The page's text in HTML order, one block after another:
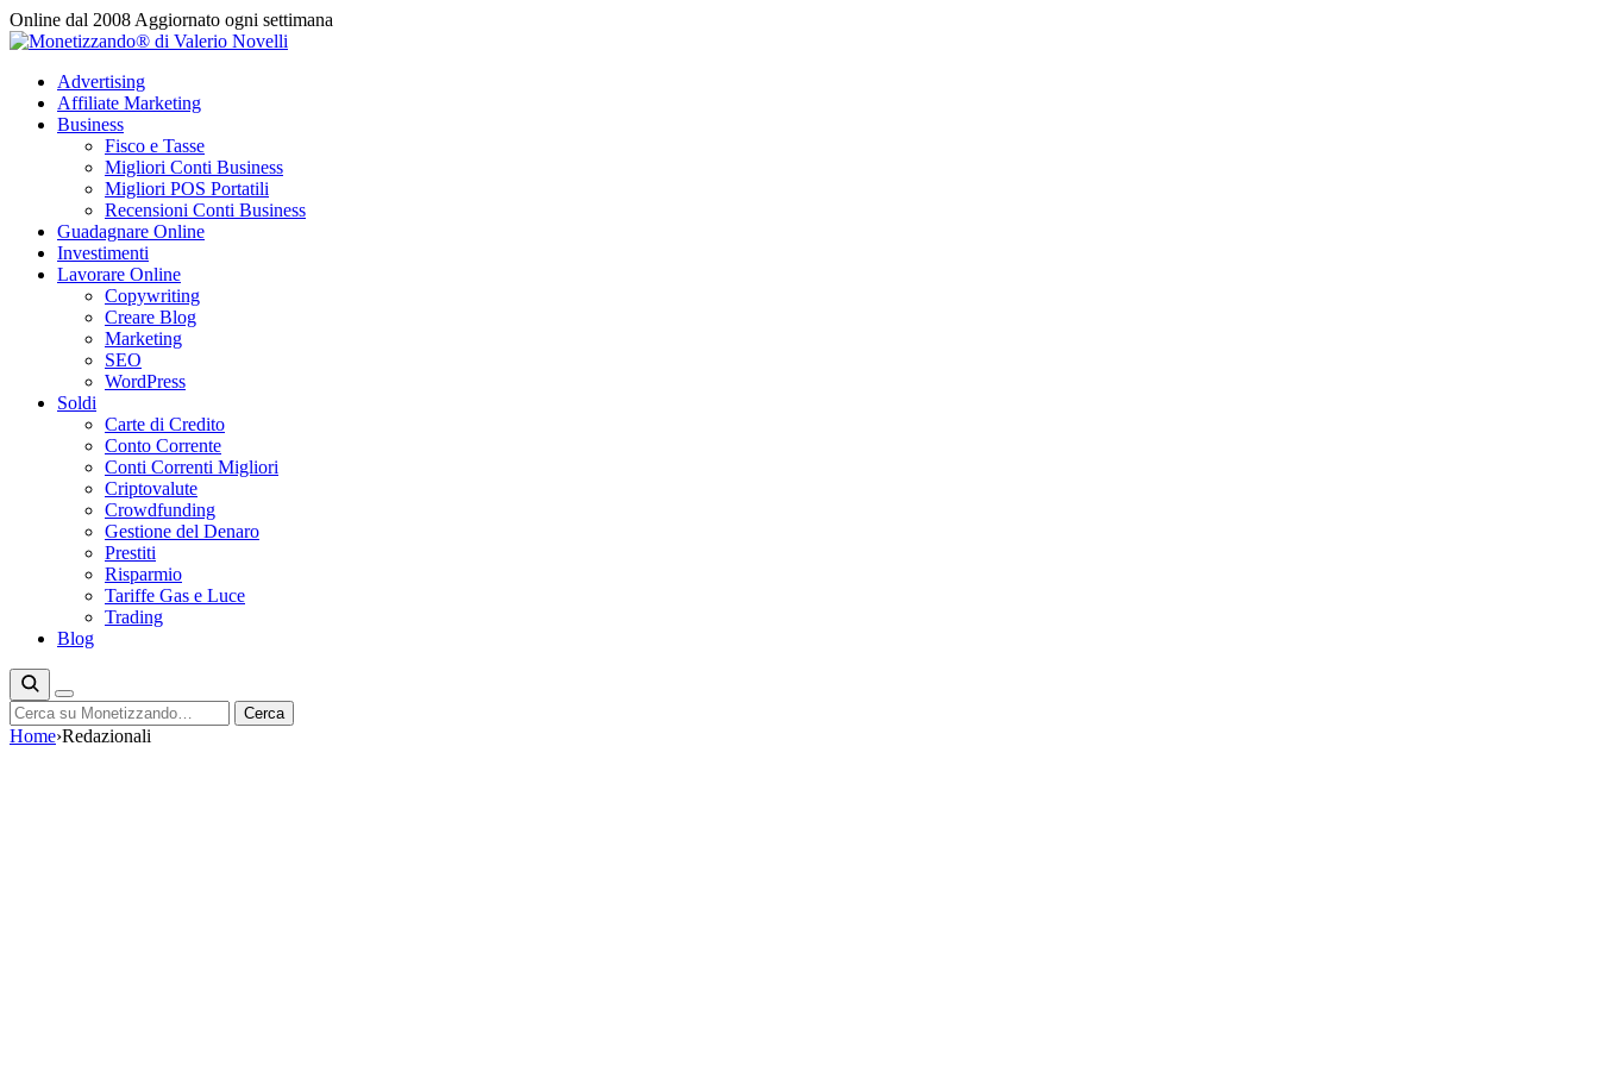
Vai
al
Online dal 2008 Aggiornato ogni settimana
Advertising
Affiliate Marketing
Business
Fisco e Tasse
Migliori Conti Business
Migliori POS Portatili
Recensioni Conti Business
Guadagnare Online
Investimenti
Lavorare Online
Copywriting
Creare Blog
Marketing
SEO
WordPress
Soldi
Carte di Credito
Conto Corrente
Conti Correnti Migliori
Criptovalute
Crowdfunding
Gestione del Denaro
Prestiti
Risparmio
Tariffe Gas e Luce
Trading
Blog
Cerca Cerca
Home›Redazionali